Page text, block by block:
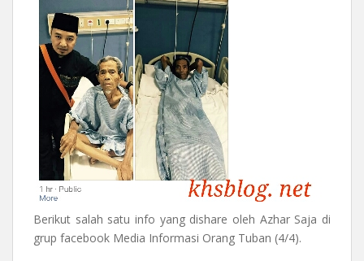
Berikut salah satu info yang dishare oleh Azhar Saja di
grup facebook Media Informasi Orang Tuban (4/4).